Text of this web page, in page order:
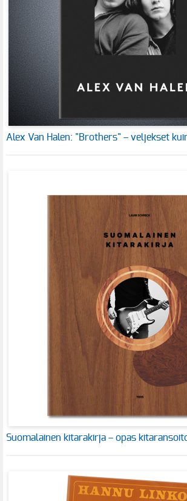
Alex Van Halen: "Brothers" – veljekset
Suomalainen kitarakirja – opas